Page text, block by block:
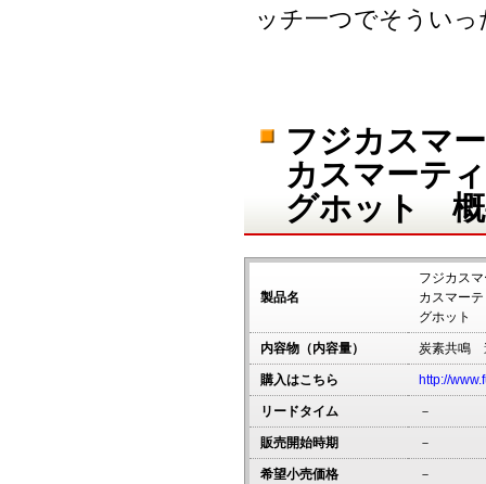
ッチ一つでそうい
フジカスマ
カスマーテ
グホット
製品名
フジカス
カスマー
グホット
内容物（内容量） 炭素共鳴
購入はこちら http://
リードタイム －
販売開始時期 －
希望小売価格 －